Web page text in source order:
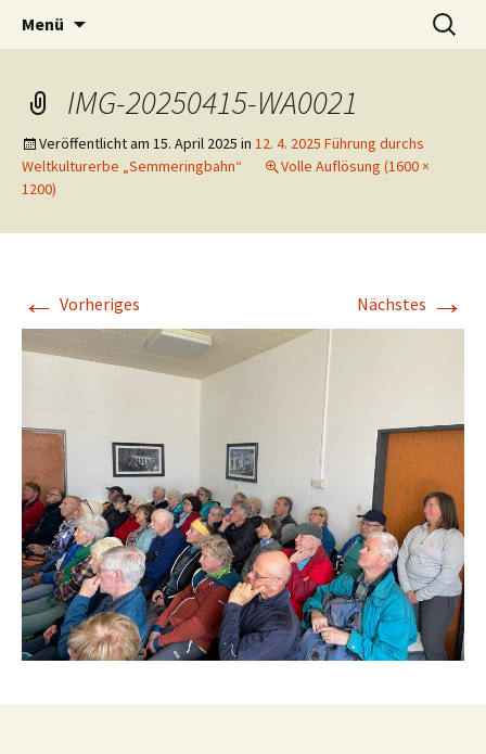
Volkstanzgruppe Payerbach-
Reichenau
Tanzen macht Freu(n)de!
Menü
Suchen
nach:
IMG-20250415-WA0021
Veröffentlicht am 15. April 2025 in 12. 4. 2025 Führung durchs
Weltkulturerbe „Semmeringbahn“
Volle Auflösung (1600 ×
1200)
← Vorheriges Nächstes →